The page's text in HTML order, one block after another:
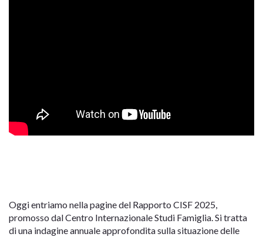
Oggi entriamo nella pagine del Rapporto CISF 2025,
promosso dal Centro Internazionale Studi Famiglia. Si tratta
di una indagine annuale approfondita sulla situazione delle